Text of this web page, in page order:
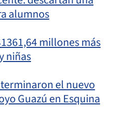
alumnos
millones más
niñas
el nuevo
Guazú en Esquina